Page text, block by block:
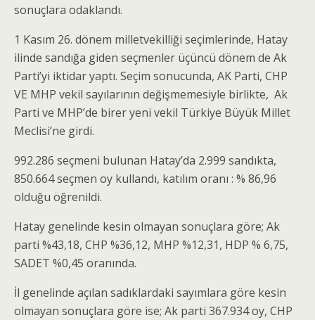
sonuçlara odaklandı.
1 Kasım 26. dönem milletvekilliği seçimlerinde, Hatay
ilinde sandığa giden seçmenler üçüncü dönem de Ak
Parti’yi iktidar yaptı. Seçim sonucunda, AK Parti, CHP
VE MHP vekil sayılarının değişmemesiyle birlikte, Ak
Parti ve MHP’de birer yeni vekil Türkiye Büyük Millet
Meclisi’ne girdi.
992.286 seçmeni bulunan Hatay’da 2.999 sandıkta,
850.664 seçmen oy kullandı, katılım oranı : % 86,96
olduğu öğrenildi.
Hatay genelinde kesin olmayan sonuçlara göre; Ak
parti %43,18, CHP %36,12, MHP %12,31, HDP % 6,75,
SADET %0,45 oranında.
İl genelinde açılan sadıklardaki sayımlara göre kesin
olmayan sonuçlara göre ise; Ak parti 367.934 oy, CHP